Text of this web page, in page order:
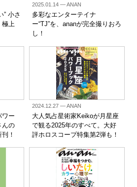
” 小さ
極上
2025.01.14— ANAN
多彩なエンターテイナ
ー“TJ”を、ananが完全撮りおろ
し！
ワー
んの
！
2024.12.27— ANAN
大人気占星術家Keikoが月星座
で観る2025年のすべて。大好
評ホロスコープ特集第2弾も！